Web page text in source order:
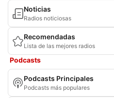
Noticias
Radios noticiosas
Recomendadas
Lista de las mejores radios
Podcasts
Podcasts Principales
Podcasts más populares